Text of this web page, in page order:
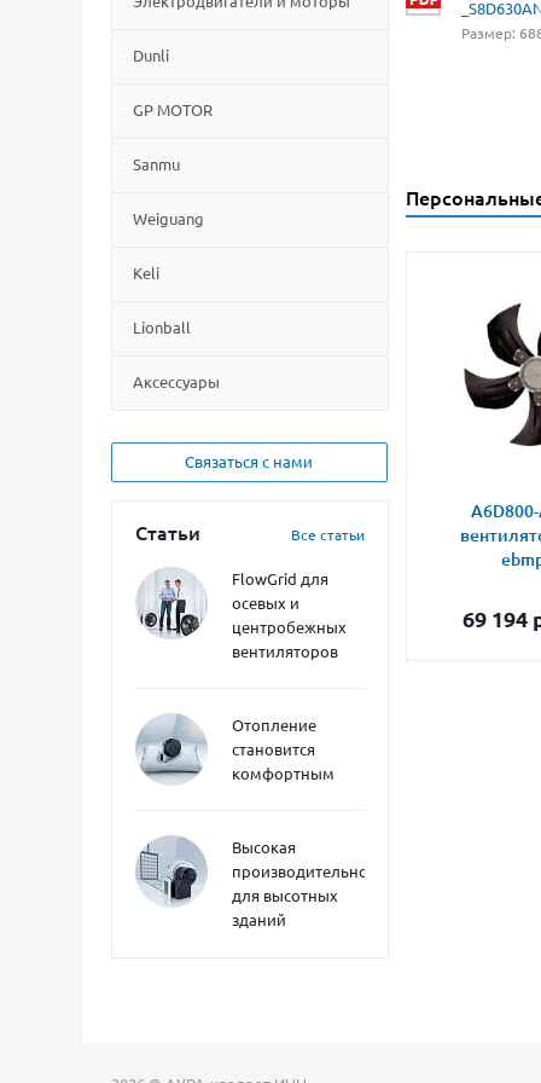
Dunli
GP MOTOR
Sanmu
Weiguang
Keli
Lionball
Aксессуары
Связаться с нами
Статьи Все статьи
FlowGrid для
осевых и
центробежных
вентиляторов
Отопление
становится
комфортным
Высокая
производительность
для высотных
зданий
Размер:
69 194